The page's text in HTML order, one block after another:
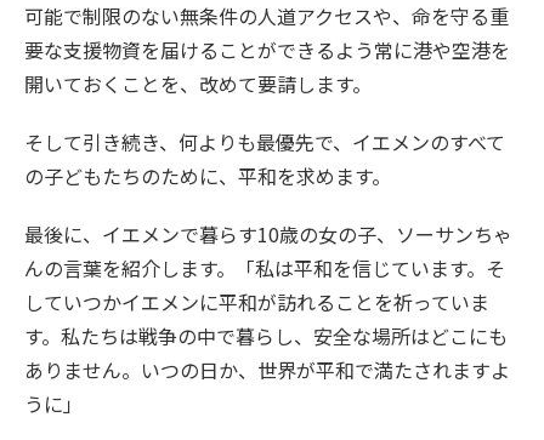
可能で制限のない無条件の人道アクセスや、命を守る重
要な支援物資を届けることができるよう常に港や空港を
開いておくことを、改めて要請します。
そして引き続き、何よりも最優先で、イエメンのすべて
の子どもたちのために、平和を求めます。
最後に、イエメンで暮らす10歳の女の子、ソーサンちゃ
んの言葉を紹介します。「私は平和を信じています。そ
していつかイエメンに平和が訪れることを祈っていま
す。私たちは戦争の中で暮らし、安全な場所はどこにも
ありません。いつの日か、世界が平和で満たされますよ
うに」